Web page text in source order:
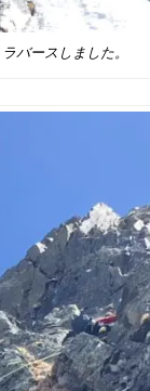
バースしました。